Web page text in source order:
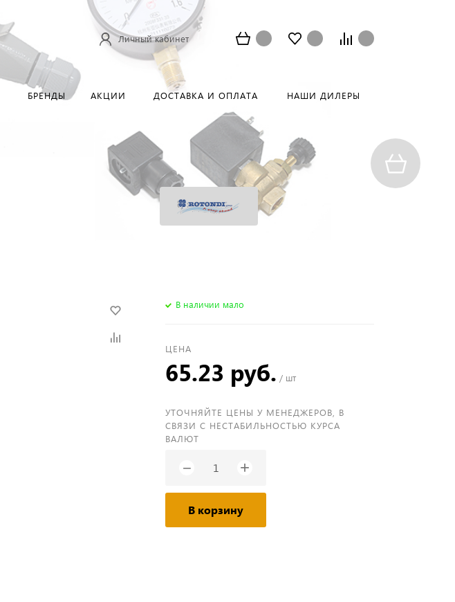
Личный кабинет
БРЕНДЫ АКЦИИ ДОСТАВКА И ОПЛАТА НАШИ ДИЛЕРЫ
В наличии мало
ЦЕНА
65.23 руб. / шт
УТОЧНЯЙТЕ ЦЕНЫ У МЕНЕДЖЕРОВ, В
СВЯЗИ С НЕСТАБИЛЬНОСТЬЮ КУРСА
ВАЛЮТ
− +
В корзину